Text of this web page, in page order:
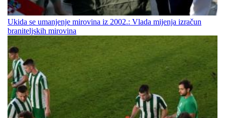
Ukida se umanjenje mirovina iz 2002.: Vlada mijenja izračun
braniteljskih mirovina